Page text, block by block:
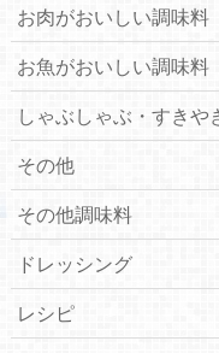
お肉がおいしい調味料
お魚がおいしい調味料
しゃぶしゃぶ・すきや
その他
その他調味料
ドレッシング
レシピ